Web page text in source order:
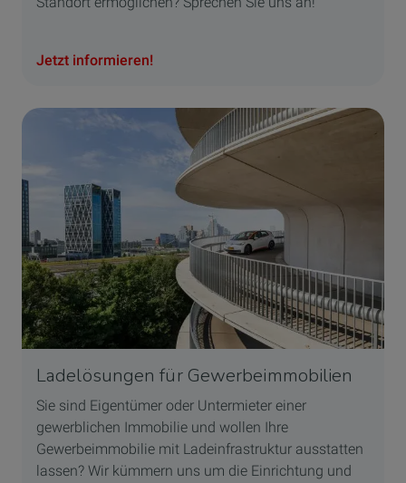
Jetzt informieren!
Ladelösungen für Gewerbeimmobilien
Sie sind Eigentümer oder Untermieter einer
gewerblichen Immobilie und wollen Ihre
Gewerbeimmobilie mit Ladeinfrastruktur ausstatten
lassen? Wir kümmern uns um die Einrichtung und